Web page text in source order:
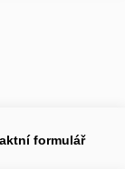
formulář